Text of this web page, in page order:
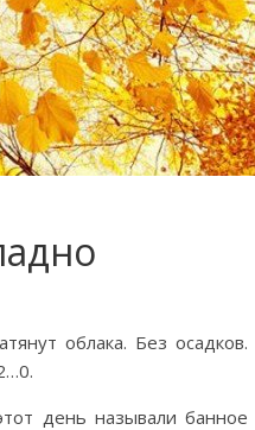
облака. Без осадков.
день называли банное